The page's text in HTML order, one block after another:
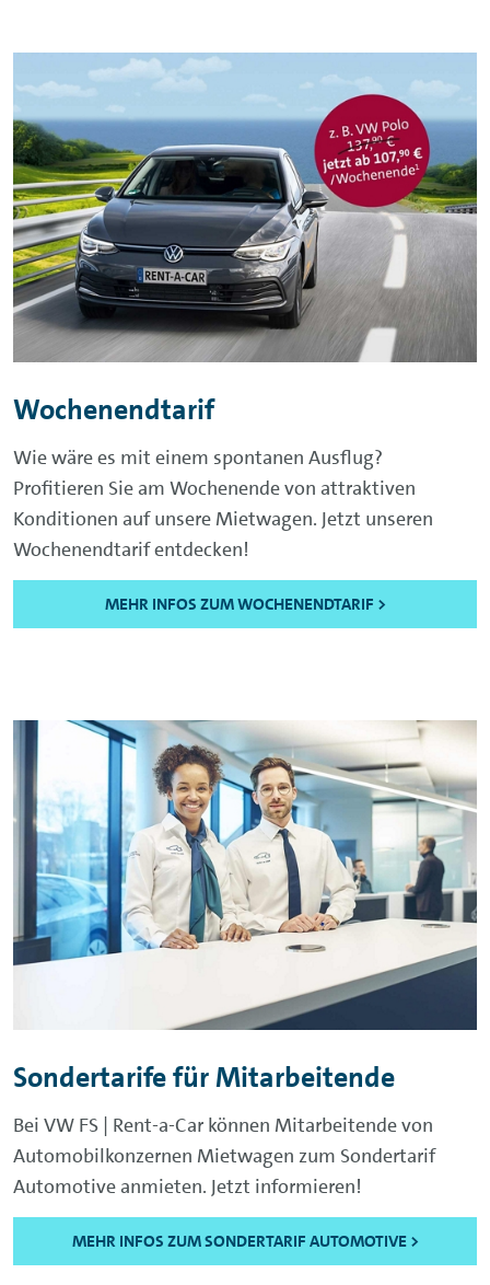
Wochenendtarif
Wie wäre es mit einem spontanen Ausflug?
Profitieren Sie am Wochenende von attraktiven
Konditionen auf unsere Mietwagen. Jetzt unseren
Wochenendtarif entdecken!
MEHR INFOS ZUM WOCHENENDTARIF >
Sondertarife für Mitarbeitende
Bei VW FS | Rent-a-Car können Mitarbeitende von
Automobilkonzernen Mietwagen zum Sondertarif
Automotive anmieten. Jetzt informieren!
MEHR INFOS ZUM SONDERTARIF AUTOMOTIVE >